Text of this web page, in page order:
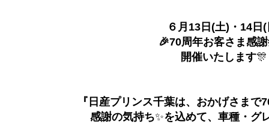
６月13日(土)・14日
🎉70周年お客さま感
開催いたします🎊
『日産プリンス千葉は、おかげさまで
感謝の気持ち✨を込めて、車種・グ